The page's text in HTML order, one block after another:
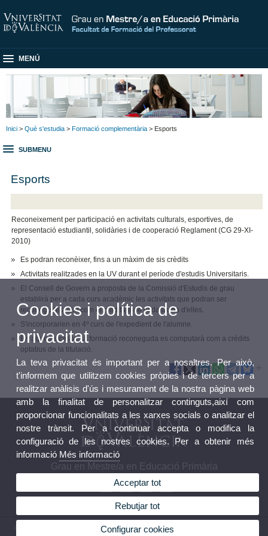
MENÚ
Inici > Què s'estudia > Formació complementària > Esports
SUBMENU
Esports
Reconeixement per participació en activitats culturals, esportives, de
representació estudiantil, solidàries i de cooperació Reglament (CG 29-XI-
2010)
Es podran reconèixer, fins a un màxim de sis crèdits
Activitats realitzades en la UV durant el període d'estudis Universitaris.
El Consell de Govern a proposta de la Comissió d'Estudis de grau
establirà per a cada curs acadèmic les activitats que podran ser
reconegudes, així com el creditaje de cadascuna d'elles.
S'incorporarien en 4º curs de l'expedient de l'alumne.
En aquests casos, la formació reconeguda es computarà com a crèdits
optatius de la titulació.
Grau en Mestre/a en Educació Primària
© 2026 UV. - Avda. Tarongers, 4. 46022 València. Espanya. Tel (+34) 963 86 44 90 - Fax
Cookies i política de
privacitat
La teva privacitat és important per a nosaltres. Per això,
t'informem que utilitzem cookies pròpies i de tercers per a
realitzar anàlisis d'ús i mesurament de la nostra pàgina web
amb la finalitat de personalitzar continguts,així com
proporcionar funcionalitats a les xarxes socials o analitzar el
nostre trànsit. Per a continuar accepta o modifica la
configuració de les nostres cookies. Per a obtenir més
informació Més informació
Acceptar tot
Rebutjar tot
Configurar cookies